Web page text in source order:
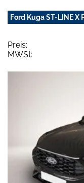
Ford Kuga ST-LINE X
Preis:
MWSt: